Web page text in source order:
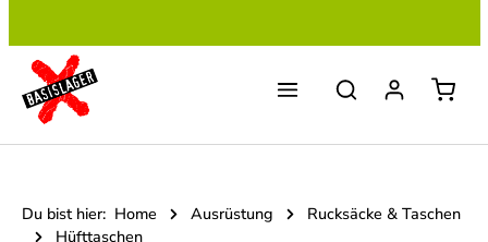
Du bist hier: Home Ausrüstung
Rucksäcke & Taschen
Hüfttaschen